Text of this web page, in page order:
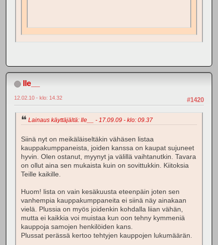
Ile__
#1420
12.02.10 - klo: 14.32
Lainaus käyttäjältä: Ile__ - 17.09.09 - klo: 09.37
Siinä nyt on meikäläiseltäkin vähäsen listaa
kauppakumppaneista, joiden kanssa on kaupat sujuneet
hyvin. Olen ostanut, myynyt ja välillä vaihtanutkin. Tavara
on ollut aina sen mukaista kuin on sovittukkin. Kiitoksia
Teille kaikille.
Huom! lista on vain kesäkuusta eteenpäin joten sen
vanhempia kauppakumppaneita ei siinä näy ainakaan
vielä. Plussia on myös joidenkin kohdalla liian vähän,
mutta ei kaikkia voi muistaa kun oon tehny kymmeniä
kauppoja samojen henkilöiden kans.
Plussat perässä kertoo tehtyjen kauppojen lukumäärän.